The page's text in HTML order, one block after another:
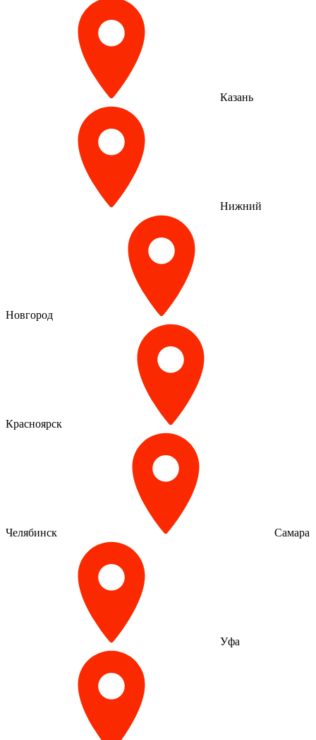
Казань
Нижний
Новгород
Красноярск
Челябинск Самара
Уфа